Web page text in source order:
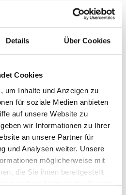
Details Über Cookies
Cookies
um Inhalte und Anzeigen zu
für soziale Medien anbieten
auf unsere Website zu
wir Informationen zu Ihrer
an unsere Partner für
und Analysen weiter. Unsere
möglicherweise mit
die Sie ihnen bereitgestellt
Ihrer Nutzung der Dienste
be present!
about our pro­ducts, plea­se visit
for­ward to see­ing you!